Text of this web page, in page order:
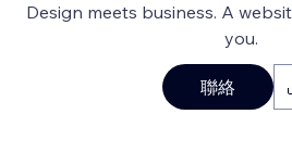
Design meets business. A
you.
聯絡